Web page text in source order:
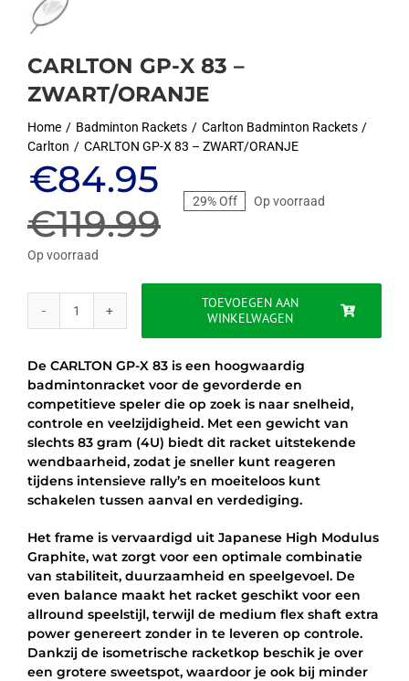
CARLTON GP-X 83 –
ZWART/ORANJE
Home Badminton Rackets
Carlton Badminton Rackets
Carlton
CARLTON GP-X 83 – ZWART/ORANJE
€119.99
Oorspronkelijke
prijs
was:
€119.99.
€84.95
Huidige
prijs
is:
€84.95.
29% Off Op voorraad
Op voorraad
CARLTON
ZWART/ORANJE
TOEVOEGEN AAN
WINKELWAGEN
De CARLTON GP-X 83 is een hoogwaardig
badmintonracket voor de gevorderde en
competitieve speler die op zoek is naar snelheid,
controle en veelzijdigheid. Met een gewicht van
slechts 83 gram (4U) biedt dit racket uitstekende
wendbaarheid, zodat je sneller kunt reageren
tijdens intensieve rally’s en moeiteloos kunt
schakelen tussen aanval en verdediging.
Het frame is vervaardigd uit Japanese High Modulus
Graphite, wat zorgt voor een optimale combinatie
van stabiliteit, duurzaamheid en speelgevoel. De
even balance maakt het racket geschikt voor een
allround speelstijl, terwijl de medium flex shaft extra
power genereert zonder in te leveren op controle.
Dankzij de isometrische racketkop beschik je over
een grotere sweetspot, waardoor je ook bij minder